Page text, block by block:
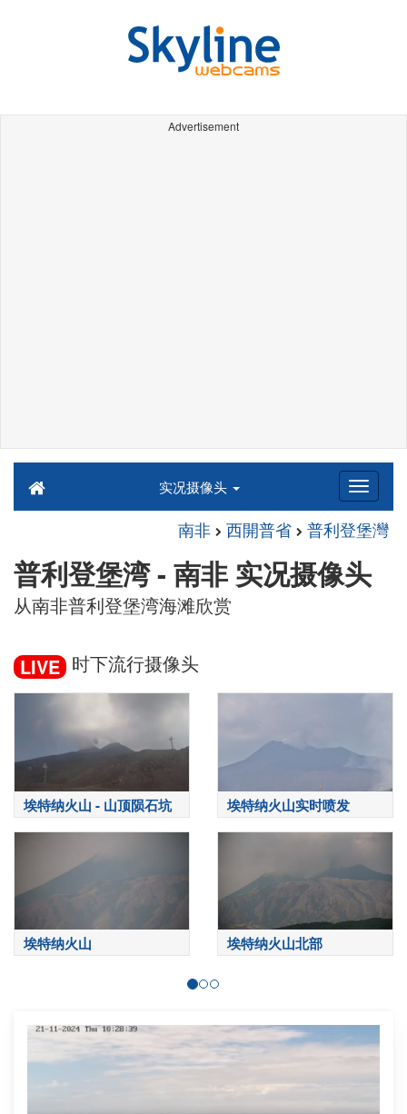
Advertisement
实况摄像头
南非 西開普省 普利登堡灣
普利登堡湾 - 南非 实况摄像头
从南非普利登堡湾海滩欣赏
LIVE 时下流行摄像头
埃特纳火山 - 山顶陨石坑 埃特纳火山实时喷发
埃特纳火山 埃特纳火山北部